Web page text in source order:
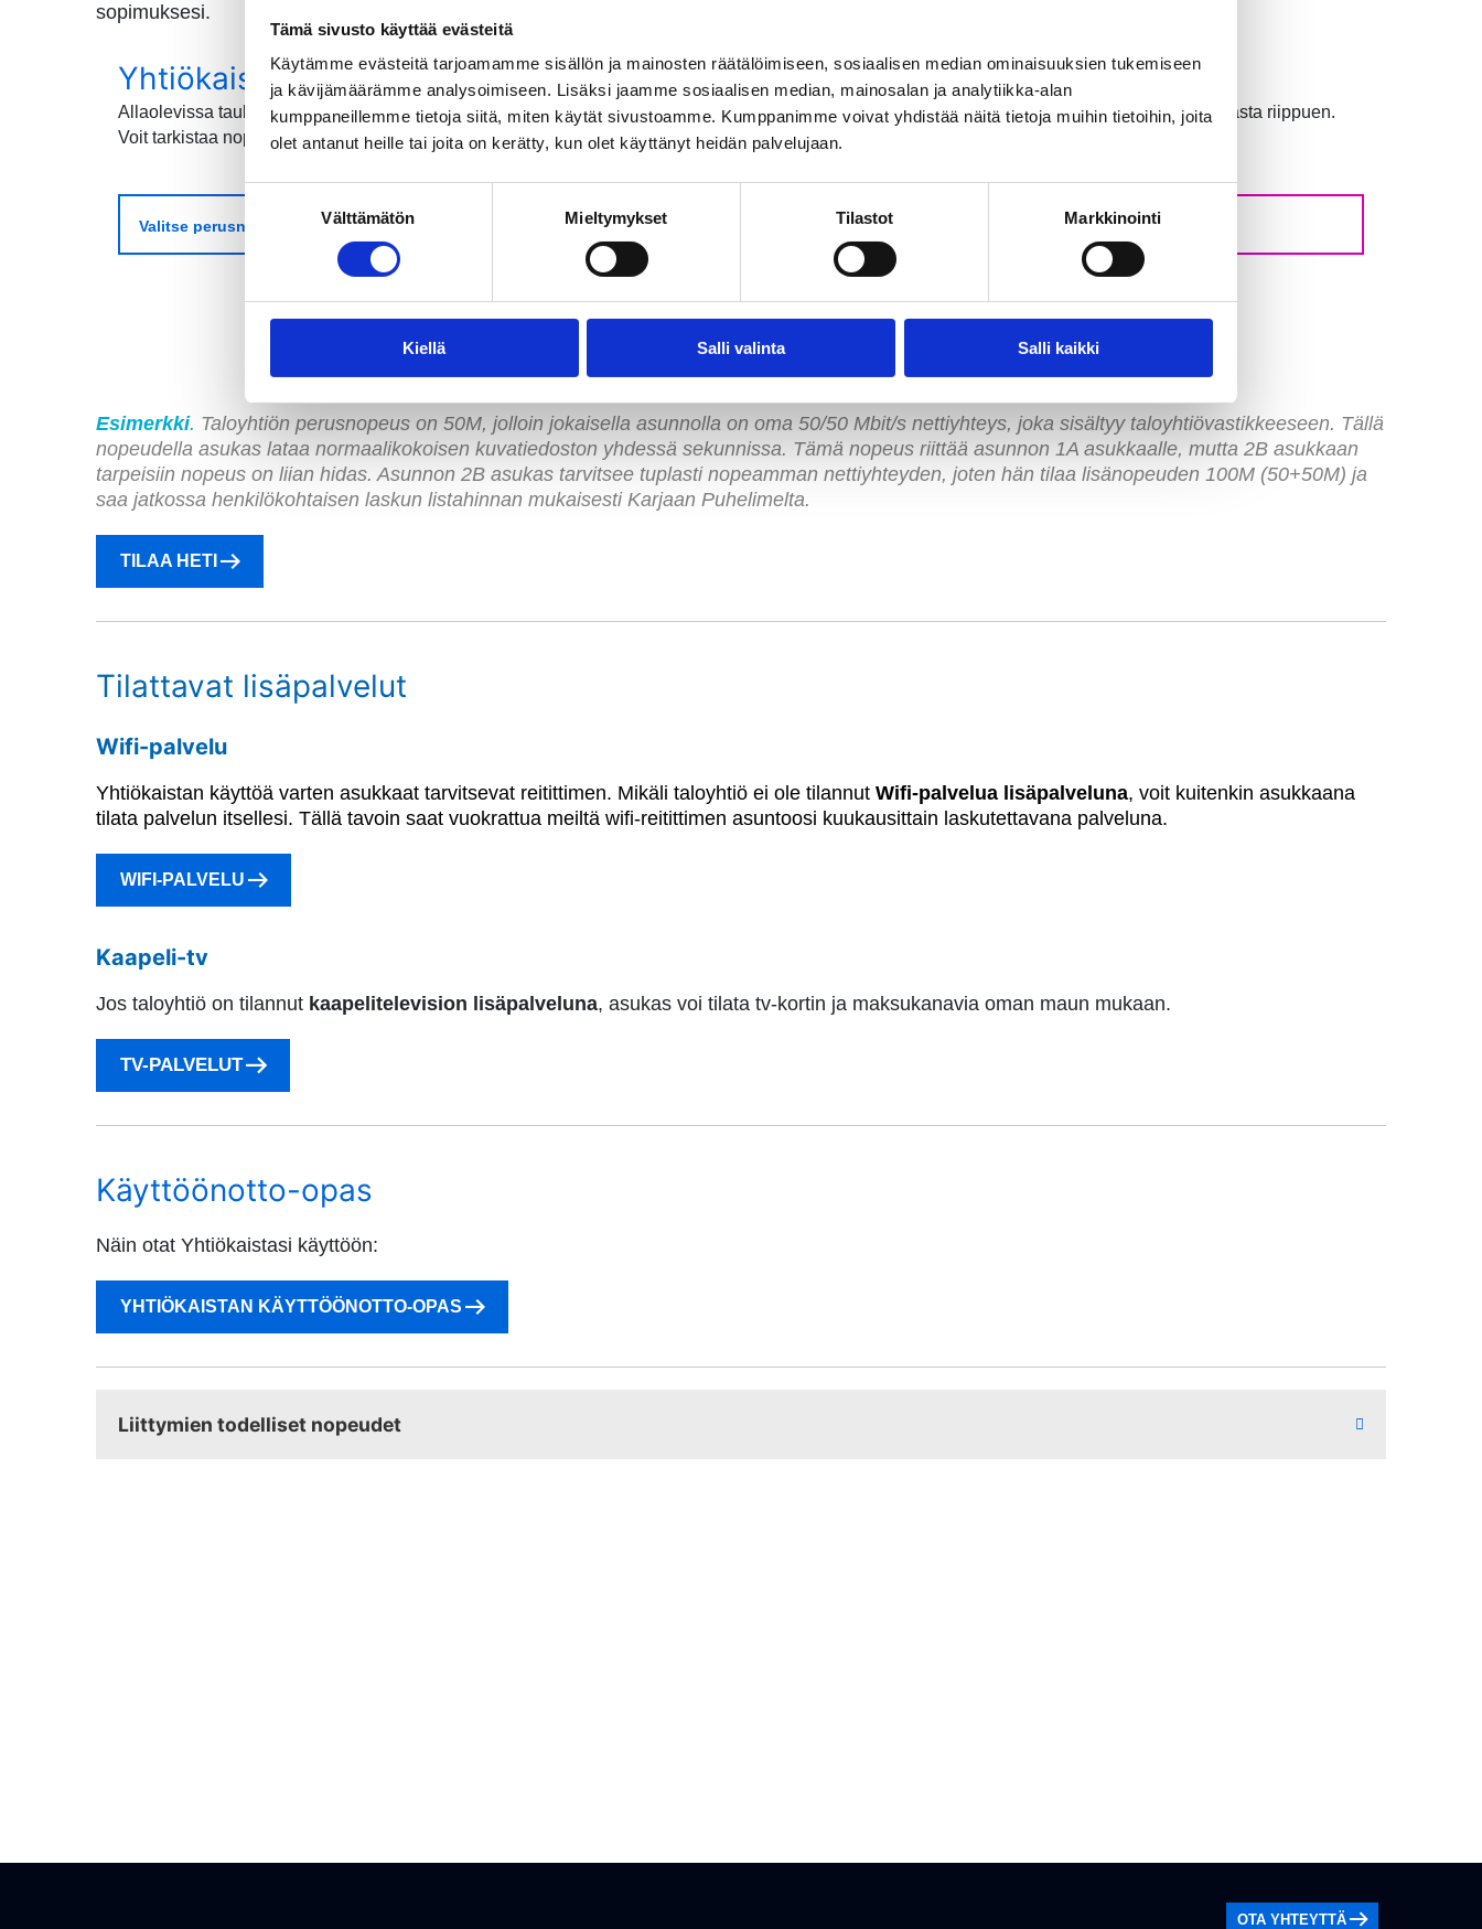
Tämä sivusto käyttää evästeitä
Käytämme evästeitä tarjoamamme sisällön ja mainosten räätälöimiseen, sosiaalisen median ominaisuuksien tukemiseen
ja kävijämäärämme analysoimiseen. Lisäksi jaamme sosiaalisen median, mainosalan ja analytiikka-alan
kumppaneillemme tietoja siitä, miten käytät sivustoamme. Kumppanimme voivat yhdistää näitä tietoja muihin tietoihin, joita
olet antanut heille tai joita on kerätty, kun olet käyttänyt heidän palvelujaan.
Suostumuksen
valinta
Välttämätön Mieltymykset Tilastot Markkinointi
Kiellä Salli valinta Salli kaikki
sopimuksesi.
Yhtiökaistan lisänopeudet
Allaolevissa taulukoissa esitetyt nopeudet koskevat taloyhtiöitä, joilla on kuitu sisäverkko. Nopeudet vaihtelevat rakennuksen sisäverkkotekniikasta riippuen.
Voit tarkistaa nopeuksien vaihtelut tämän sivun alalaidasta.
Esimerkki. Taloyhtiön perusnopeus on 50M, jolloin jokaisella asunnolla on oma 50/50 Mbit/s nettiyhteys, joka sisältyy taloyhtiövastikkeeseen. Tällä
nopeudella asukas lataa normaalikokoisen kuvatiedoston yhdessä sekunnissa. Tämä nopeus riittää asunnon 1A asukkaalle, mutta 2B asukkaan
tarpeisiin nopeus on liian hidas. Asunnon 2B asukas tarvitsee tuplasti nopeamman nettiyhteyden, joten hän tilaa lisänopeuden 100M (50+50M) ja
saa jatkossa henkilökohtaisen laskun listahinnan mukaisesti Karjaan Puhelimelta.
TILAA HETI
Tilattavat lisäpalvelut
Wifi-palvelu
Yhtiökaistan käyttöä varten asukkaat tarvitsevat reitittimen. Mikäli taloyhtiö ei ole tilannut Wifi-palvelua lisäpalveluna, voit kuitenkin asukkaana
tilata palvelun itsellesi. Tällä tavoin saat vuokrattua meiltä wifi-reitittimen asuntoosi kuukausittain laskutettavana palveluna.
WIFI-PALVELU
Kaapeli-tv
Jos taloyhtiö on tilannut kaapelitelevision lisäpalveluna, asukas voi tilata tv-kortin ja maksukanavia oman maun mukaan.
TV-PALVELUT
Käyttöönotto-opas
Näin otat Yhtiökaistasi käyttöön:
YHTIÖKAISTAN KÄYTTÖÖNOTTO-OPAS
Liittymien todelliset nopeudet
OTA YHTEYTTÄ